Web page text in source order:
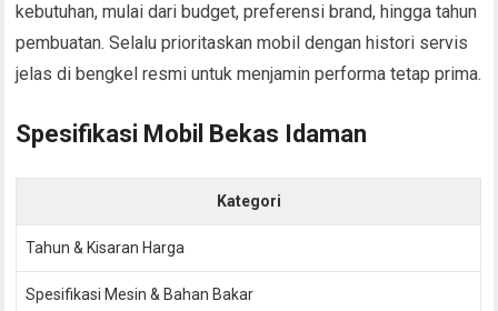
kebutuhan, mulai dari budget, preferensi brand, hingga tahun
pembuatan. Selalu prioritaskan mobil dengan histori servis
jelas di bengkel resmi untuk menjamin performa tetap prima.
Spesifikasi Mobil Bekas Idaman
Kategori
Tahun & Kisaran Harga
Spesifikasi Mesin & Bahan Bakar